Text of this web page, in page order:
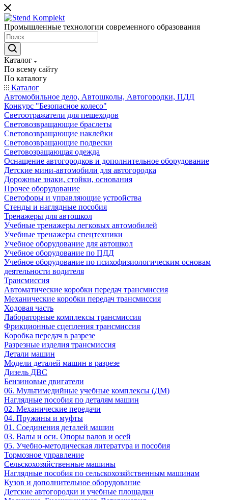
Промышленные технологии современного образования
Каталог
По всему сайту
По каталогу
Каталог
Автомобильное дело, Автошколы, Автогородки, ПДД
Конкурс "Безопасное колесо"
Светоотражатели для пешеходов
Световозвращающие браслеты
Световозвращающие наклейки
Световозвращающие подвески
Световозращающая одежда
Оснащение автогородков и дополнительное оборудование
Детские мини-автомобили для автогородка
Дорожные знаки, стойки, основания
Прочее оборудование
Светофоры и управляющие устройства
Стенды и наглядные пособия
Тренажеры для автошкол
Учебные тренажеры легковых автомобилей
Учебные тренажеры спецтехники
Учебное оборудование для автошкол
Учебное оборудование по ПДД
Учебное оборудование по психофизиологическим основам
деятельности водителя
Трансмиссия
Автоматические коробки передач трансмиссия
Механические коробки передач трансмиссия
Ходовая часть
Лабораторные комплексы трансмиссия
Фрикционные сцепления трансмиссия
Коробка передач в разрезе
Разрезные изделия трансмиссия
Детали машин
Модели деталей машин в разрезе
Дизель ДВС
Бензиновые двигатели
06. Мультимедийные учебные комплексы (ДМ)
Наглядные пособия по деталям машин
02. Механические передачи
04. Пружины и муфты
01. Соединения деталей машин
03. Валы и оси. Опоры валов и осей
05. Учебно-методическая литература и пособия
Тормозное управление
Сельскохозяйственные машины
Наглядные пособия по сельскохозяйственным машинам
Кузов и дополнительное оборудование
Детские автогородки и учебные площадки